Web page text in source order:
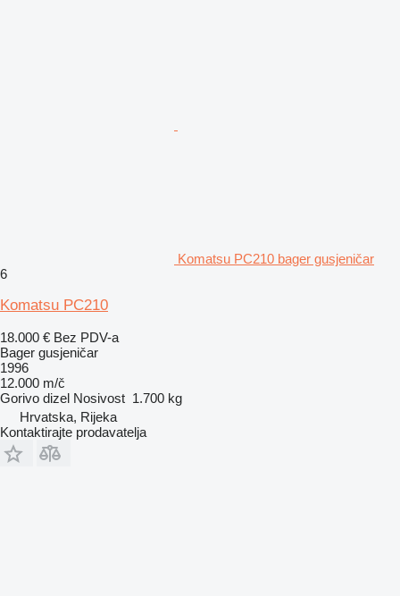
Komatsu PC210 bager gusjeničar
6
Komatsu PC210
18.000 € Bez PDV-a
Bager gusjeničar
1996
12.000 m/č
Gorivo dizel Nosivost 1.700 kg
Hrvatska, Rijeka
Kontaktirajte prodavatelja